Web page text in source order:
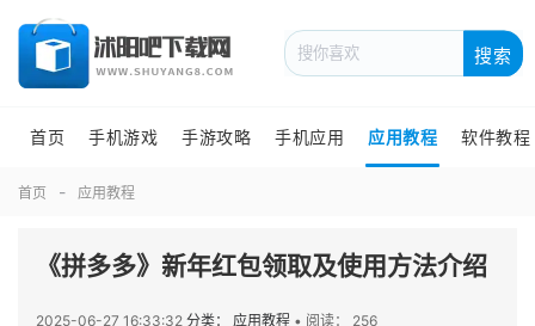
搜索
首页 手机游戏 手游攻略 手机应用 应用教程 软件教程
首页 应用教程
《拼多多》新年红包领取及使用方法介绍
2025-06-27 16:33:32 分类： 应用教程 • 阅读： 256